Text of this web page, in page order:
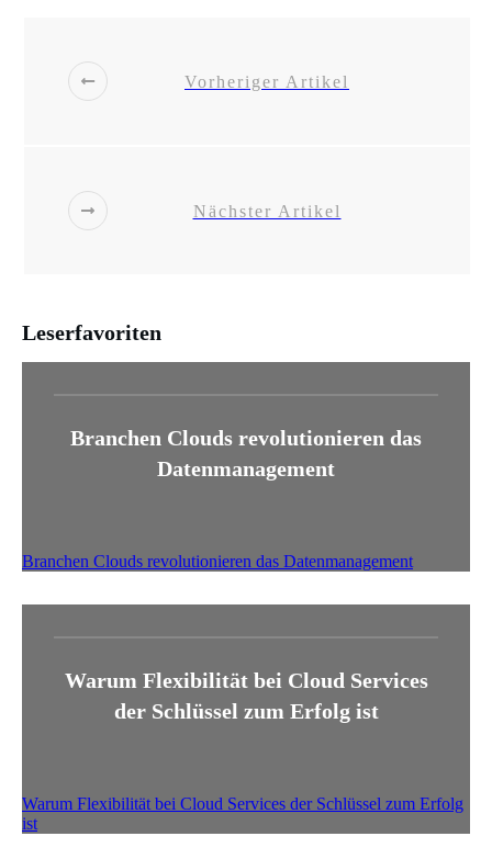
Vorheriger Artikel
Nächster Artikel
Leserfavoriten
Branchen Clouds revolutionieren das
Datenmanagement
Branchen Clouds revolutionieren das Datenmanagement
Warum Flexibilität bei Cloud Services
der Schlüssel zum Erfolg ist
Warum Flexibilität bei Cloud Services der Schlüssel zum Erfolg
ist